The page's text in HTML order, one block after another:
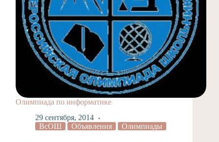
Олимпиада по информатике
29 сентября, 2014
ВсОШ
Объявления Олимпиады